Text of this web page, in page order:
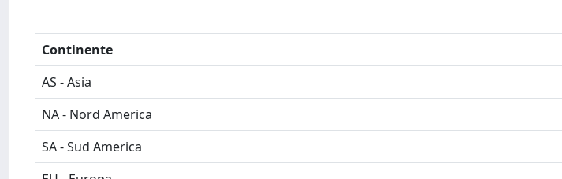
Continente
AS - Asia
NA - Nord America
SA - Sud America